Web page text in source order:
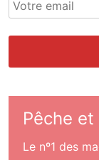
Pêche
Le nº1 des